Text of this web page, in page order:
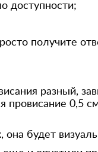
доступности;
получите
разный,
провисание 0,5
она будет